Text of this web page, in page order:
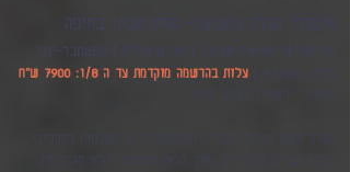
הגדה בתנועה- קורס שנתי בחיפה
עלות בהרשמה מוקדמת עד ה 1/8: 7900 ש"ח
מיקום - סטודיו נעים, חיפה.
הגדה לשם הגדה, הקנייה והטמעת כלים, התנסות בתהליכי
יצירה קצרים וקלילים מתוך הכאן ועכשיו, ללא מגמתיות,